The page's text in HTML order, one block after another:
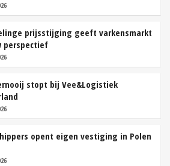
prijsstijging geeft varkensmarkt
perspectief
stopt bij Vee&Logistiek
opent eigen vestiging in Polen